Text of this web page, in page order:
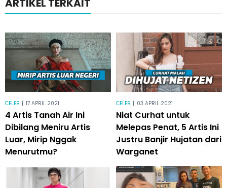
ARTIKEL TERKAIT
CELEB | 17 APRIL 2021
4 Artis Tanah Air Ini
Dibilang Meniru Artis
Luar, Mirip Nggak
Menurutmu?
CELEB | 03 APRIL 2021
Niat Curhat untuk
Melepas Penat, 5 Artis Ini
Justru Banjir Hujatan dari
Warganet